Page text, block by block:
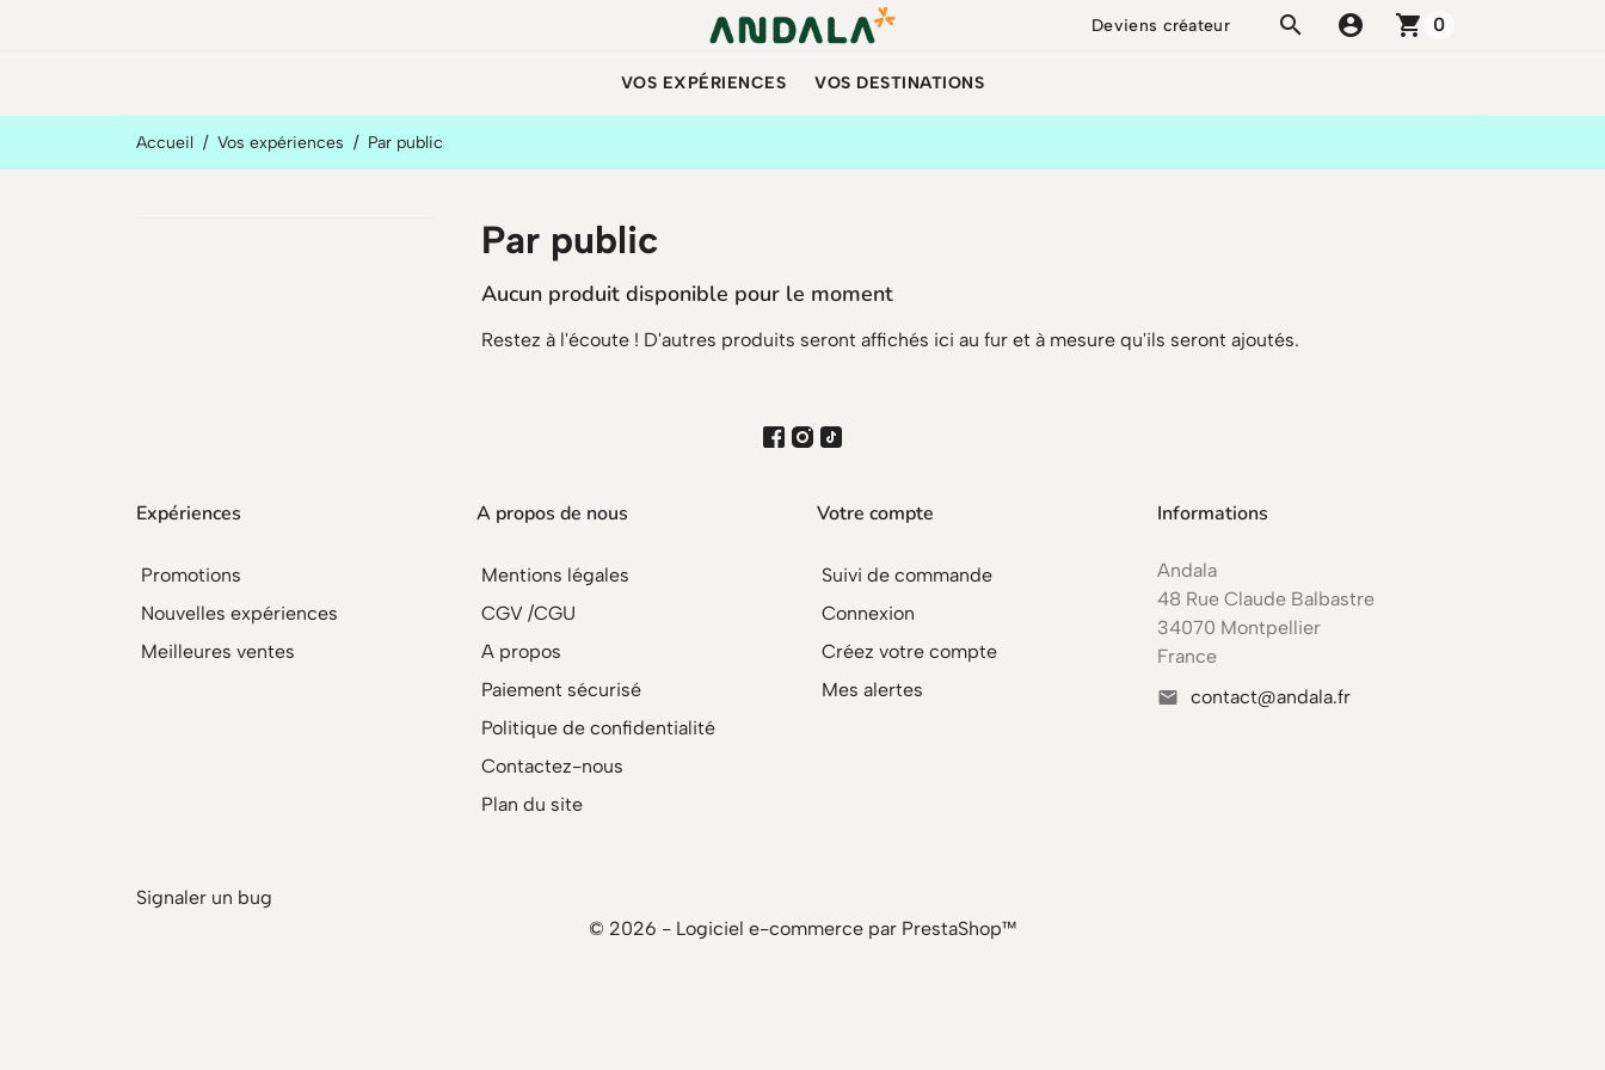
Deviens créateur account_circle shopping_cart 0
VOS EXPÉRIENCES VOS DESTINATIONS
Accueil Vos expériences Par public
Par public
Aucun produit disponible pour le moment
Restez à l'écoute ! D'autres produits seront affichés ici au fur et à mesure qu'ils seront ajoutés.
Expériences
Promotions
Nouvelles expériences
Meilleures ventes
A propos de nous
Mentions légales
CGV /CGU
A propos
Paiement sécurisé
Politique de confidentialité
Contactez-nous
Plan du site
Votre compte
Suivi de commande
Connexion
Créez votre compte
Mes alertes
Informations
Andala
48 Rue Claude Balbastre
34070 Montpellier
France
mail contact@andala.fr
Signaler un bug
© 2026 - Logiciel e-commerce par PrestaShop™